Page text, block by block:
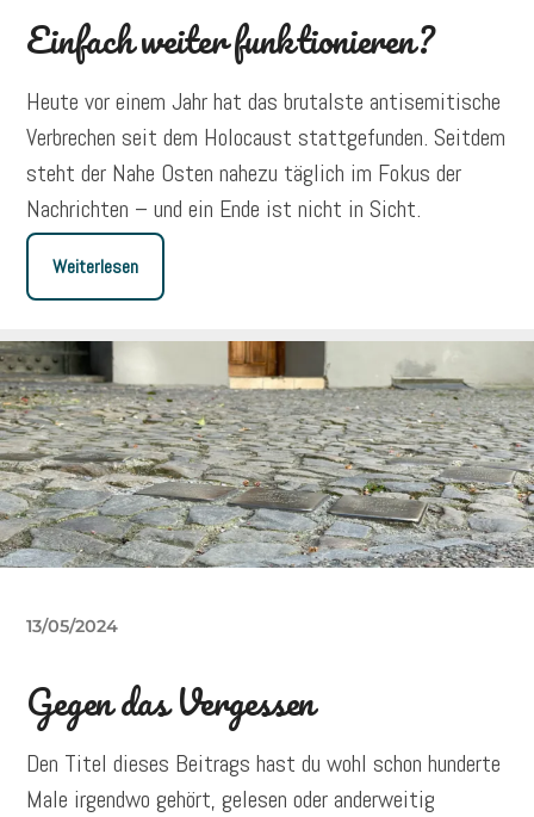
Einfach weiter funktionieren?
Heute vor einem Jahr hat das brutalste antisemitische
Verbrechen seit dem Holocaust stattgefunden. Seitdem
steht der Nahe Osten nahezu täglich im Fokus der
Nachrichten – und ein Ende ist nicht in Sicht.
Weiterlesen
13/05/2024
Gegen das Vergessen
Den Titel dieses Beitrags hast du wohl schon hunderte
Male irgendwo gehört, gelesen oder anderweitig